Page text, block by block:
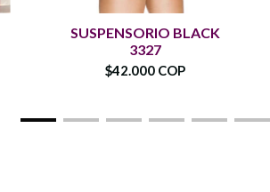
SUSPENSORIO BLACK
3327
$42.000 COP